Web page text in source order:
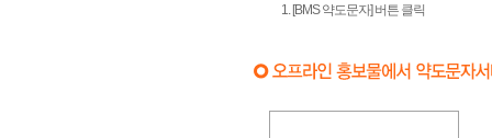
1. [BMS 약도문자] 버튼 클릭